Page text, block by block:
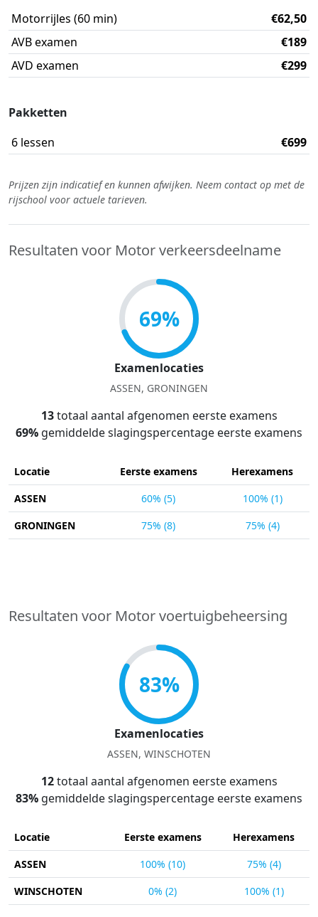
Motorrijles (60 min)
€62,50
AVB examen
€189
AVD examen
€299
Pakketten
6 lessen
€699
Prijzen zijn indicatief en kunnen afwijken. Neem contact op met de
rijschool voor actuele tarieven.
Resultaten voor Motor verkeersdeelname
69%
Examenlocaties
ASSEN, GRONINGEN
13totaal aantal afgenomen eerste examens
69% gemiddelde slagingspercentage eerste examens
Locatie Eerste examens
Herexamens
ASSEN
60% (5)
100% (1)
GRONINGEN
75% (8) 75% (4)
Resultaten voor Motor voertuigbeheersing
83%
Examenlocaties
ASSEN, WINSCHOTEN
12totaal aantal afgenomen eerste examens
83% gemiddelde slagingspercentage eerste examens
Locatie Eerste examens
Herexamens
ASSEN
100% (10)
75% (4)
WINSCHOTEN
0% (2) 100% (1)